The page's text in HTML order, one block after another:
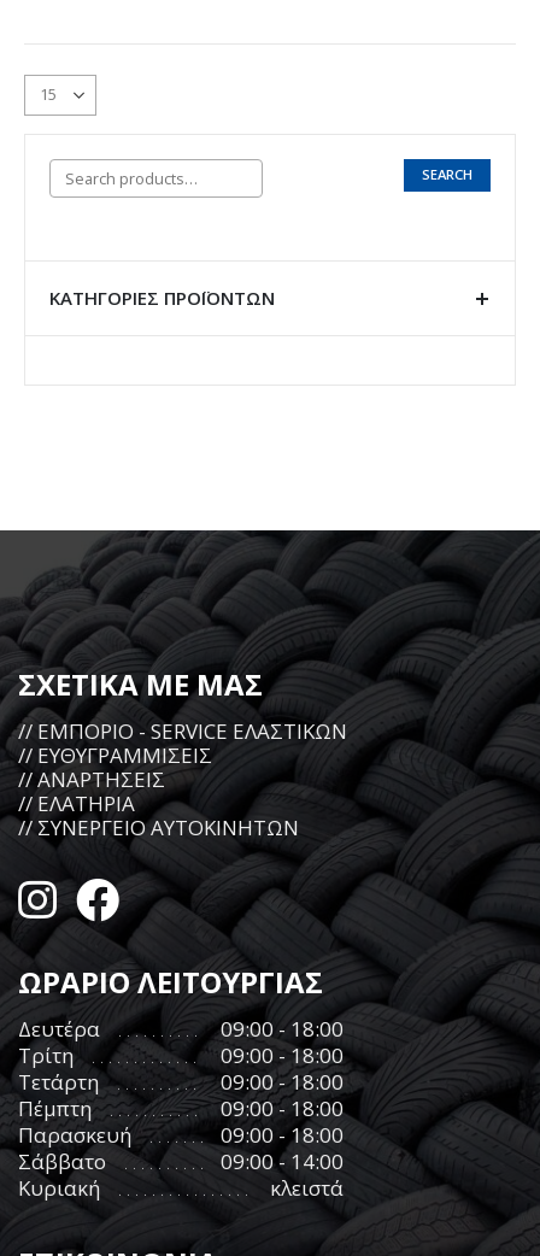
SEARCH
ΚΑΤΗΓΟΡΊΕΣ ΠΡΟΪΌΝΤΩΝ
ΣΧΕΤΙΚΑ ΜΕ ΜΑΣ
// ΕΜΠΟΡΙΟ - SERVICE ΕΛΑΣΤΙΚΩΝ
// ΕΥΘΥΓΡΑΜΜΙΣΕΙΣ
// ΑΝΑΡΤΗΣΕΙΣ
// ΕΛΑΤΗΡΙΑ
// ΣΥΝΕΡΓΕΙΟ ΑΥΤΟΚΙΝΗΤΩΝ
ΩΡΑΡΙΟ ΛΕΙΤΟΥΡΓΙΑΣ
Δευτέρα
09:00 - 18:00
Τρίτη
09:00 - 18:00
Τετάρτη
09:00 - 18:00
Πέμπτη
09:00 - 18:00
Παρασκευή
09:00 - 18:00
Σάββατο
09:00 - 14:00
Κυριακή
κλειστά